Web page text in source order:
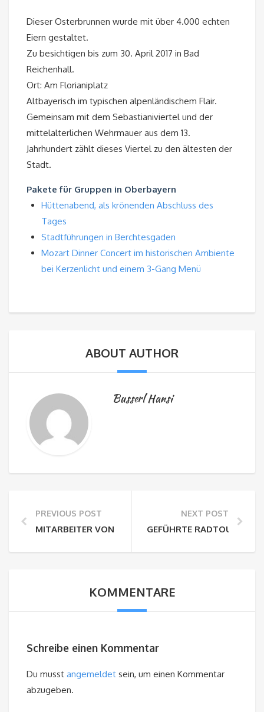
Dieser Osterbrunnen wurde mit über 4.000 echten
Eiern gestaltet.
Zu besichtigen bis zum 30. April 2017 in Bad
Reichenhall.
Ort: Am Florianiplatz
Altbayerisch im typischen alpenländischem Flair.
Gemeinsam mit dem Sebastianiviertel und der
mittelalterlichen Wehrmauer aus dem 13.
Jahrhundert zählt dieses Viertel zu den ältesten der
Stadt.
Pakete für Gruppen in Oberbayern
Hüttenabend, als krönenden Abschluss des
Tages
Stadtführungen in Berchtesgaden
Mozart Dinner Concert im historischen Ambiente
bei Kerzenlicht und einem 3-Gang Menü
ABOUT AUTHOR
Busserl Hansi
PREVIOUS POST
MITARBEITER VON TEAM WATZMANN RUTSCHTEN
NEXT POST
GEFÜHRTE RADTOUREN IN
KOMMENTARE
Schreibe einen Kommentar
Du musst angemeldet sein, um einen Kommentar
abzugeben.